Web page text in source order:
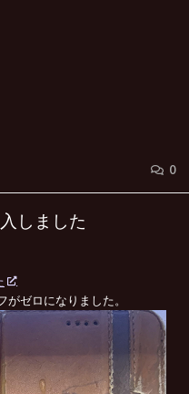
0
しました
ゼロになりました。